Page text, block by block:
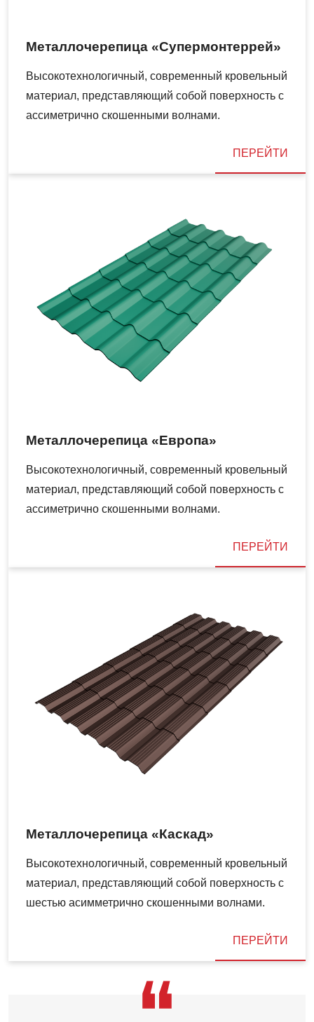
Металлочерепица «Супермонтеррей»
Высокотехнологичный, современный кровельный
материал, представляющий собой поверхность с
ассиметрично скошенными волнами.
ПЕРЕЙТИ
Металлочерепица «Европа»
Высокотехнологичный, современный кровельный
материал, представляющий собой поверхность с
ассиметрично скошенными волнами.
ПЕРЕЙТИ
Металлочерепица «Каскад»
Высокотехнологичный, современный кровельный
материал, представляющий собой поверхность с
шестью асимметрично скошенными волнами.
ПЕРЕЙТИ